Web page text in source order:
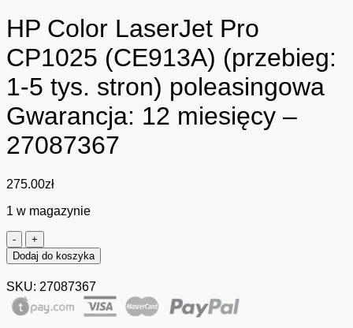
HP Color LaserJet Pro
CP1025 (CE913A) (przebieg:
1-5 tys. stron) poleasingowa
Gwarancja: 12 miesięcy –
27087367
275.00zł
1 w magazynie
ilość
HP
Color
LaserJet
Pro
CP1025
Dodaj do koszyka
SKU: 27087367